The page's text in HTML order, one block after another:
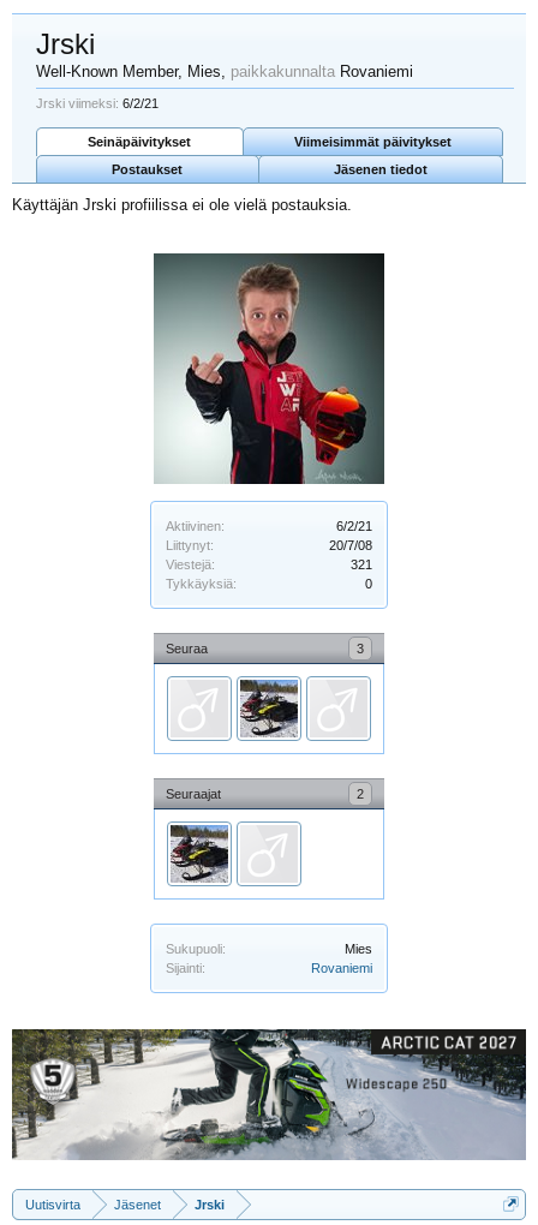
Aktiivinen:
6/2/21
Liittynyt:
20/7/08
Viestejä:
321
Tykkäyksiä:
0
Seuraa 3
Seuraajat 2
Sukupuoli:
Mies
Sijainti:
Rovaniemi
Jrski
Well-Known Member, Mies, paikkakunnalta Rovaniemi
Jrski viimeksi: 6/2/21
Seinäpäivitykset
Viimeisimmät päivitykset
Postaukset
Jäsenen tiedot
Käyttäjän Jrski profiilissa ei ole vielä postauksia.
Uutisvirta Jäsenet Jrski